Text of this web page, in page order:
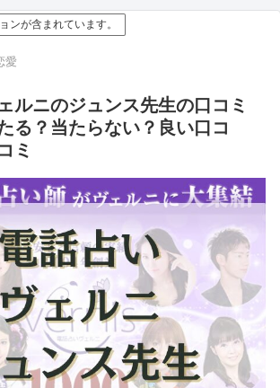
ンが含まれています。
愛
ルニのジュンス先生の口コミ
る？当たらない？良い口コ
ミ